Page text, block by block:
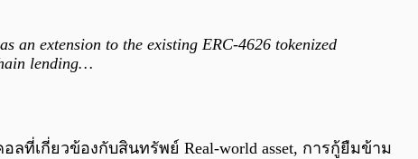
an extension to the existing ERC-4626 tokenized
lending…
ที่เกี่ยวข้องกับสินทรัพย์ Real-world asset, การกู้ยืมข้าม